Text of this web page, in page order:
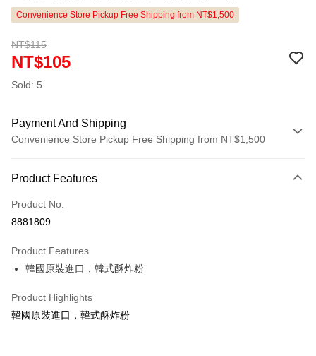
Convenience Store Pickup Free Shipping from NT$1,500
NT$115
NT$105
Sold: 5
Payment And Shipping
Convenience Store Pickup Free Shipping from NT$1,500
Credit Card (Full Payment)
LINE Pay
Easy Wallet
Plus Pay
Product Features
Product No.
8881809
Product Features
韓國原裝進口，韓式酥炸粉
Product Highlights
韓國原裝進口，韓式酥炸粉